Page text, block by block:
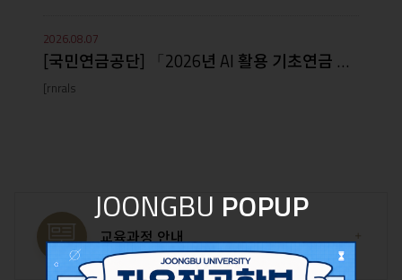
JOONGBU POPUP
2026.08.07
[국민연금공단] 「2026년 AI 활용 기초연금 홍보 콘텐츠 공모전」 안..
[rnrals
교육과정 안내